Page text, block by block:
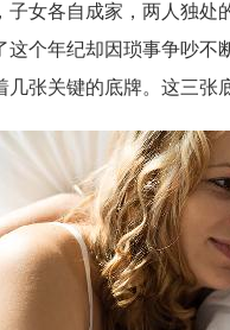
子女各自成家，两人独
这个年纪却因琐事争吵
张关键的底牌。这三张